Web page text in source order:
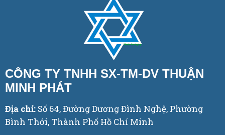
CÔNG TY TNHH SX-TM-DV THUẬN
MINH PHÁT
Địa chỉ: Số 64, Đường Dương Đình Nghệ, Phường
Bình Thới, Thành Phố Hồ Chí Minh